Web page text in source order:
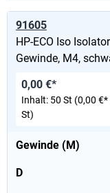
91605
HP-ECO Iso
Gewinde, M4,
Gewinde (M)
D
0,00 €*
Inhalt: 50 St (0,00 €*
St)